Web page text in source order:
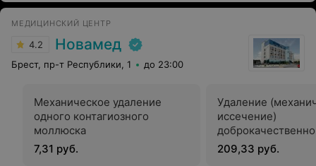
МЕДИЦИНСКИЙ ЦЕНТР
4.2 Новамед
Брест, пр-т Республики, 1 до 23:00
Механическое удаление
одного контагиозного
моллюска
7,31 руб.
Удаление
иссечение)
новообразования
туловища (более
209,33 руб.